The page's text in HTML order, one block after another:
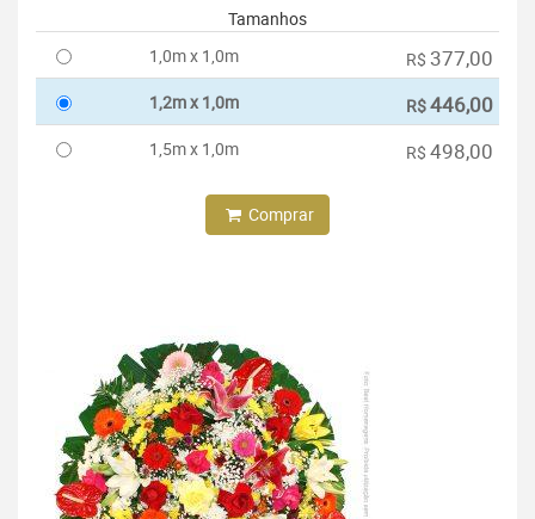
Tamanhos
1,0m x 1,0m
R$ 377,00
1,2m x 1,0m R$446,00
1,5m x 1,0m R$ 498,00
Comprar